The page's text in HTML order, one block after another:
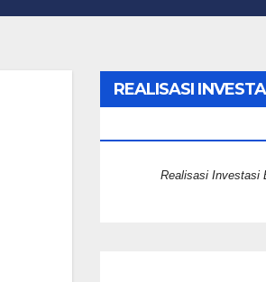
REALISASI
Realisasi Investasi